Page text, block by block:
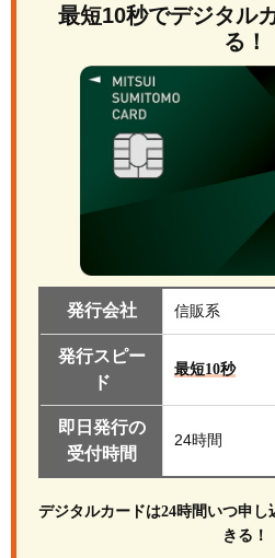
最短10秒でデジタル
る！
発行会社 信販系
発行スピー
ド
最短10秒
即日発行の
受付時間
24時間
デジタルカードは24時間いつ申
きる！